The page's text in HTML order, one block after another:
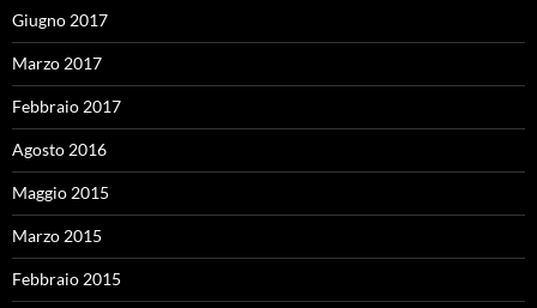
Giugno 2017
Marzo 2017
Febbraio 2017
Agosto 2016
Maggio 2015
Marzo 2015
Febbraio 2015